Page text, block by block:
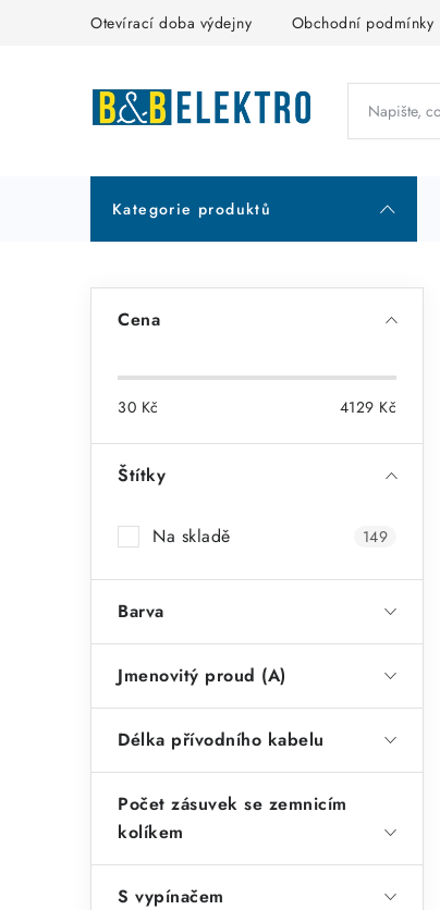
Otevírací doba výdejny Obchodní podmínky
Kategorie produktů
t
n
í
a
n
Cena
30 Kč 4129 Kč
Štítky
Na skladě 149
Barva
Jmenovitý proud (A)
Délka přívodního kabelu
Počet zásuvek se zemnicím
kolíkem
S vypínačem